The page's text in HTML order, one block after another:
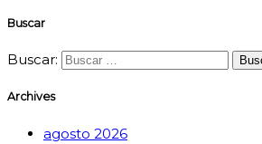
Buscar
Buscar:
Archives
agosto 2026